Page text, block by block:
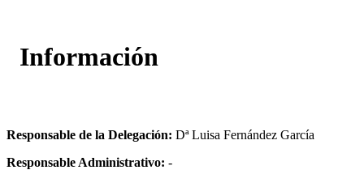
Información
Responsable de la Delegación: Dª Luisa Fernández García
Responsable Administrativo: -